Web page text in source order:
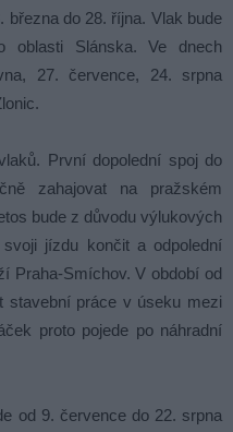
do 28. října. Vlak bude
Slánska. Ve dnech
27. července, 24. srpna
První dopolední spoj do
zahajovat na pražském
bude z důvodu výlukových
jízdu končit a odpolední
Praha-Smíchov. V období od
stavební práce v úseku mezi
proto pojede po náhradní
od 9. července do 22. srpna